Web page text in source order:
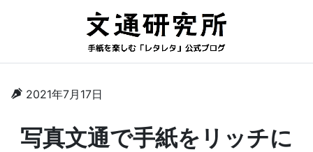
2021年7月17日
写真文通で手紙をリッチに